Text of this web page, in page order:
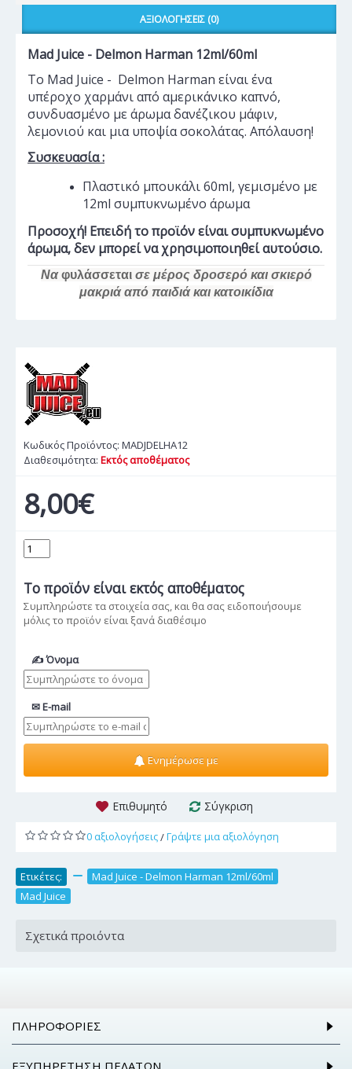
ΑΞΙΟΛΟΓΉΣΕΙΣ (0)
Mad Juice - Delmon Harman 12ml/60ml
Το Mad Juice - Delmon Harman είναι ένα
υπέροχο χαρμάνι από αμερικάνικο καπνό,
συνδυασμένο με άρωμα δανέζικου μάφιν,
λεμονιού και μια υποψία σοκολάτας. Απόλαυση!
Συσκευασία :
Πλαστικό μπουκάλι 60ml, γεμισμένο με
12ml συμπυκνωμένο άρωμα
Προσοχή! Επειδή το προϊόν είναι συμπυκνωμένο
άρωμα, δεν μπορεί να χρησιμοποιηθεί αυτούσιο.
Ναφυλάσσεταισε μέρος δροσερό και σκιερό
μακριά από παιδιά και κατοικίδια
Κωδικός Προϊόντος: MADJDELHA12
Διαθεσιμότητα: Εκτός αποθέματος
8,00€
Το προϊόν είναι εκτός αποθέματος
Συμπληρώστε τα στοιχεία σας, και θα σας ειδοποιήσουμε
μόλις το προϊόν είναι ξανά διαθέσιμο
✍ Όνομα
✉ E-mail
Ενημέρωσε με
Επιθυμητό Σύγκριση
0 αξιολογήσεις/Γράψτε μια αξιολόγηση
Ετικέτες: Mad Juice - Delmon Harman 12ml/60ml
Mad Juice
Σχετικά προιόντα
ΠΛΗΡΟΦΟΡΊΕΣ
ΕΞΥΠΗΡΈΤΗΣΗ ΠΕΛΑΤΏΝ